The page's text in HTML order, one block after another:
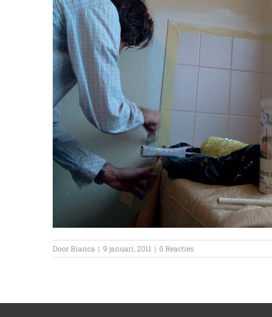
DoorBianca | 9 januari, 2011 | 0 Reacties